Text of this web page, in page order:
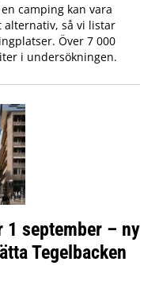
camping kan vara
alternativ, så vi listar
Över 7 000
i undersökningen.
1 september – ny
Tegelbacken